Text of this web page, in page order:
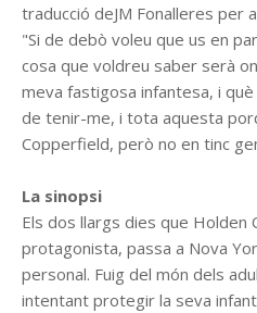
traducció deJM Fonalleres per
"Si de debò voleu que us en
cosa que voldreu saber serà
meva fastigosa infantesa, i
de tenir-me, i tota aquesta
Copperfield, però no en tinc
La sinopsi
Els dos llargs dies que Holden
protagonista, passa a Nova
personal. Fuig del món dels
intentant protegir la seva